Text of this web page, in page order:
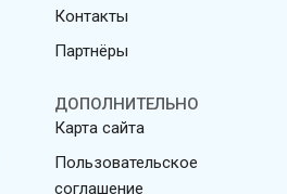
Контакты
Партнёры
ДОПОЛНИТЕЛЬНО
Карта сайта
Пользовательское
соглашение